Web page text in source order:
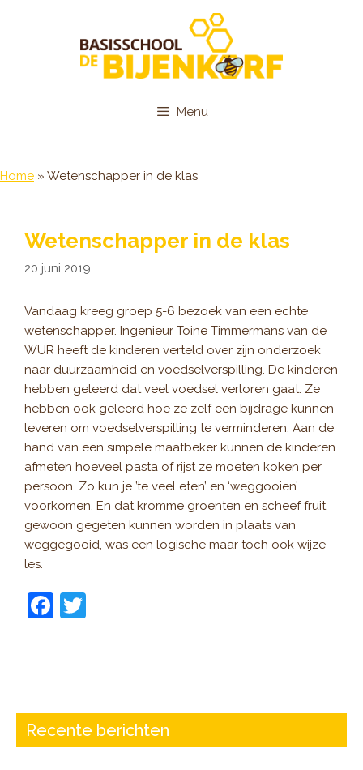
Menu
Home » Wetenschapper in de klas
Wetenschapper in de klas
20 juni 2019
Vandaag kreeg groep 5-6 bezoek van een echte
wetenschapper. Ingenieur Toine Timmermans van de
WUR heeft de kinderen verteld over zijn onderzoek
naar duurzaamheid en voedselverspilling. De kinderen
hebben geleerd dat veel voedsel verloren gaat. Ze
hebben ook geleerd hoe ze zelf een bijdrage kunnen
leveren om voedselverspilling te verminderen. Aan de
hand van een simpele maatbeker kunnen de kinderen
afmeten hoeveel pasta of rijst ze moeten koken per
persoon. Zo kun je ’te veel eten’ en ‘weggooien’
voorkomen. En dat kromme groenten en scheef fruit
gewoon gegeten kunnen worden in plaats van
weggegooid, was een logische maar toch ook wijze
les.
F
b
o
Recente berichten